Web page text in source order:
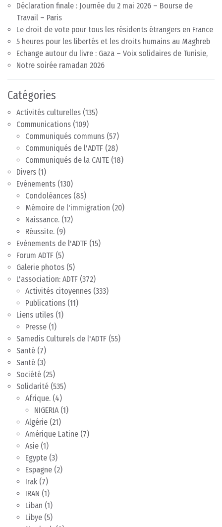
Déclaration finale : Journée du 2 mai 2026 – Bourse de
Travail – Paris
Le droit de vote pour tous les résidents étrangers en France
5 heures pour les libertés et les droits humains au Maghreb
Echange autour du livre : Gaza – Voix solidaires de Tunisie,
Notre soirée ramadan 2026
Catégories
Activités culturelles (135)
Communications (109)
Communiqués communs (57)
Communiqués de l'ADTF (28)
Communiqués de la CAITE (18)
Divers (1)
Evénements (130)
Condoléances (85)
Mémoire de l'immigration (20)
Naissance. (12)
Réussite. (9)
Evènements de l'ADTF (15)
Forum ADTF (5)
Galerie photos (5)
L'association: ADTF (372)
Activités citoyennes (333)
Publications (11)
Liens utiles (1)
Presse (1)
Samedis Culturels de l'ADTF (55)
Santé (7)
Santé (3)
Société (25)
Solidarité (535)
Afrique. (4)
NIGERIA(1)
Algérie (21)
Amérique Latine (7)
Asie (1)
Egypte (3)
Espagne (2)
Irak (7)
IRAN (1)
Liban (1)
Libye (5)